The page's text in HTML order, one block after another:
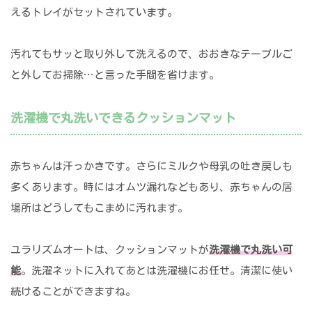
えるトレイがセットされています。
汚れてもサッと取り外して洗えるので、おおきなテーブルご
と外してお掃除…と言った手間を省けます。
洗濯機で丸洗いできるクッションマット
赤ちゃんは汗っかきです。さらにミルクや母乳の吐き戻しも
多くあります。時にはオムツ漏れなどもあり、赤ちゃんの居
場所はどうしてもこまめに汚れます。
ユラリズムオートは、クッションマットが洗濯機で丸洗い可
能。洗濯ネットに入れてあとは洗濯機にお任せ。清潔に使い
続けることができますね。